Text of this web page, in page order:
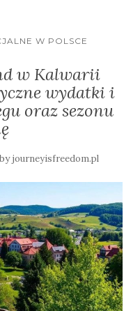
W POLSCE
w Kalwarii
wydatki i
oraz sezonu
byjourneyisfreedom.pl